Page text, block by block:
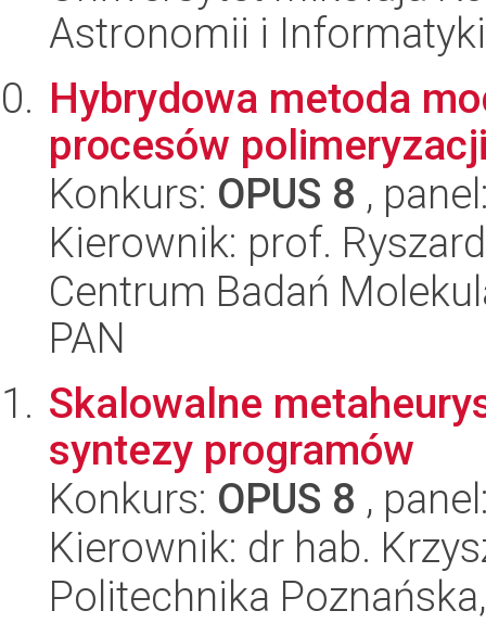
Astronomii i
Hybrydowa metoda
procesów
Konkurs: OPUS 8 ,
Kierownik: prof.
Centrum Badań
PAN
Skalowalne
syntezy programów
Konkurs: OPUS 8 ,
Kierownik: dr hab.
Politechnika